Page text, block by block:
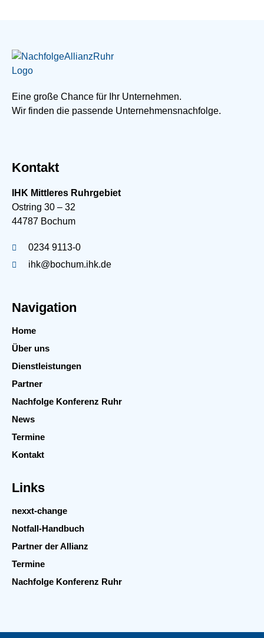
Eine große Chance für Ihr Unternehmen.
Wir finden die passende Unternehmensnachfolge.
Kontakt
IHK Mittleres Ruhrgebiet
Ostring 30 – 32
44787 Bochum
0234 9113-0
ihk@bochum.ihk.de
Navigation
Home
Über uns
Dienstleistungen
Partner
Nachfolge Konferenz Ruhr
News
Termine
Kontakt
Links
nexxt-change
Notfall-Handbuch
Partner der Allianz
Termine
Nachfolge Konferenz Ruhr